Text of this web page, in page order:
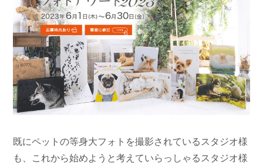
既にペットの等身大フォトを撮影されているスタジオ様
も、これから始めようと考えていらっしゃるスタジオ様